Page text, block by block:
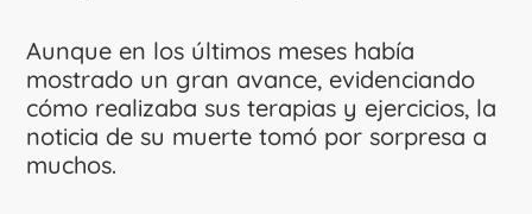
Aunque en los últimos meses había
mostrado un gran avance, evidenciando
cómo realizaba sus terapias y ejercicios, la
noticia de su muerte tomó por sorpresa a
muchos.